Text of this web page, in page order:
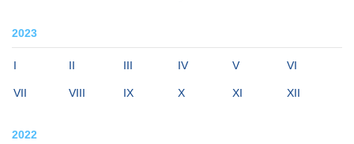
2023
I II III IV V VI
VII VIII IX X XI XII
2022